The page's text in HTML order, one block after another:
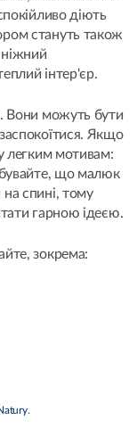
діють
стануть також
ніжний
інтер'єр.
Вони можуть бути
Якщо
легким мотивам:
що малюк
спині, тому
гарною ідеєю.
зокрема:
.